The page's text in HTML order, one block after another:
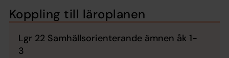
Koppling till läroplanen
Lgr 22 Samhällsorienterande ämnen åk 1-
3